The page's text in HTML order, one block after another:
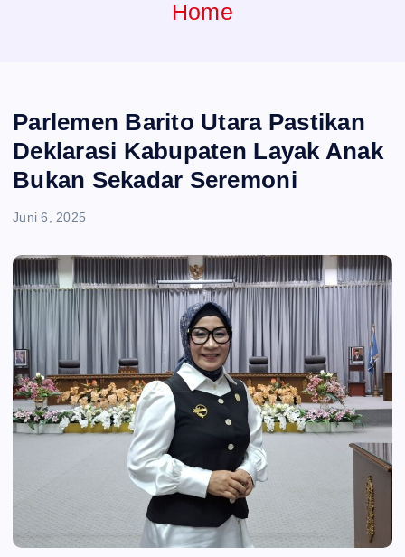
Home
Parlemen Barito Utara Pastikan
Deklarasi Kabupaten Layak Anak
Bukan Sekadar Seremoni
Juni 6, 2025